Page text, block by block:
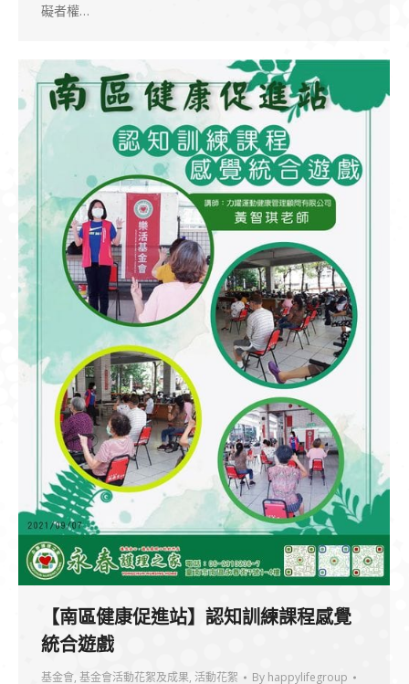
礙者權…
【南區健康促進站】認知訓練課程感覺
統合遊戲
基金會, 基金會活動花絮及成果, 活動花絮 By happylifegroup